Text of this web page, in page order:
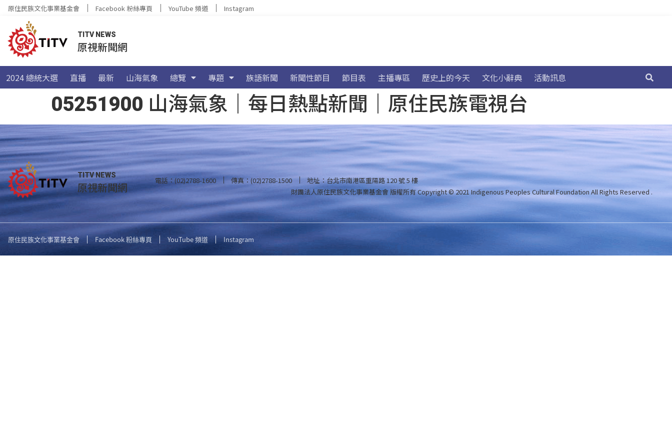
原住民族文化事業基金會 Facebook 粉絲專頁 YouTube 頻道 Instagram
TITV NEWS
原視新聞網
2024 總統大選 直播 最新 山海氣象 總覽 專題 族語新聞 新聞性節目 節目表 主播專區 歷史上的今天 文化小辭典 活動訊息
05251900 山海氣象｜每日熱點新聞｜原住民族電視台
TITV NEWS
原視新聞網 電話：(02)2788-1600 傳真：(02)2788-1500
地址：台北市南港區重陽路 120 號 5 樓
財團法人原住民族文化事業基金會 版權所有Copyright © 2021 Indigenous Peoples Cultural Foundation All Rights Reserved .
原住民族文化事業基金會 Facebook 粉絲專頁 YouTube 頻道 Instagram